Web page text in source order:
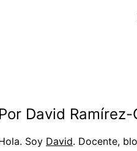
Por David
Soy David. Docente,